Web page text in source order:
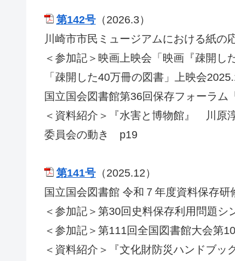
第142号 （2026.3）
川崎市市民ミュージアムにおける紙
＜参加記＞映画上映会「映画『疎開
「疎開した40万冊の図書」上映会
国立国会図書館第36回保存フォーラ
＜資料紹介＞『水害と博物館』 川
委員会の動き p19
第141号 （2025.12）
国立国会図書館 令和７年度資料保存
＜参加記＞第30回史料保存利用問題
＜参加記＞第111回全国図書館大会
＜資料紹介＞『文化財防災ハンドブ